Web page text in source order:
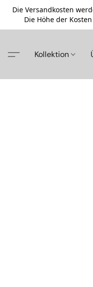
Die Versandkosten
Die Höhe der
Kollektion